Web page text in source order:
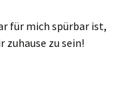
für mich spürbar ist,
zuhause zu sein!